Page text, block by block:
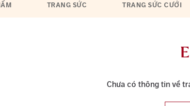
TRANG SỨC TRANG SỨC CƯỚI
Chưa có thông tin về